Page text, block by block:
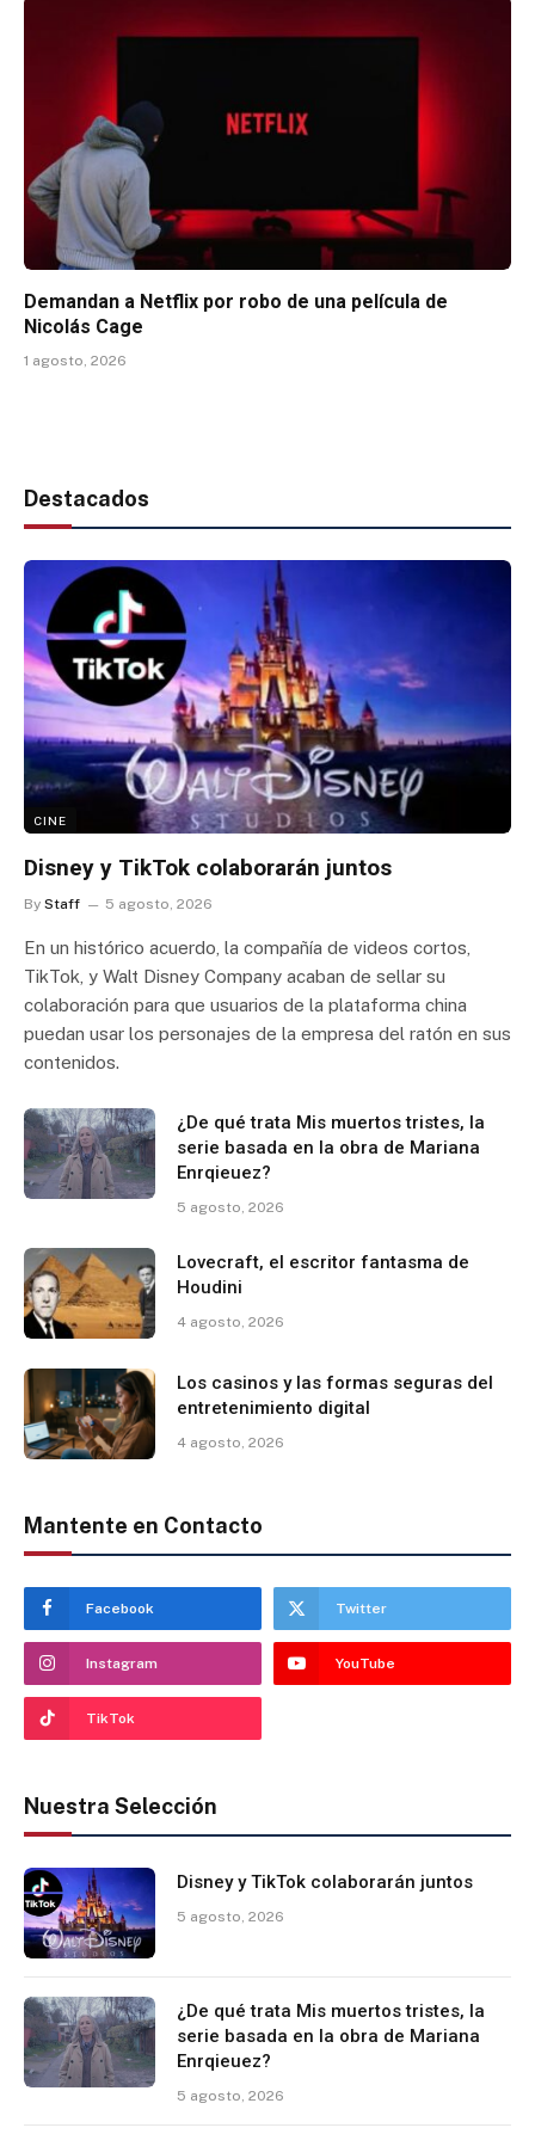
Demandan a Netflix por robo de una película de
Nicolás Cage
1 agosto, 2026
Destacados
CINE
Disney y TikTok colaborarán juntos
By Staff 5 agosto, 2026
En un histórico acuerdo, la compañía de videos cortos,
TikTok, y Walt Disney Company acaban de sellar su
colaboración para que usuarios de la plataforma china
puedan usar los personajes de la empresa del ratón en sus
contenidos.
¿De qué trata Mis muertos tristes, la
serie basada en la obra de Mariana
Enrqieuez?
5 agosto, 2026
Lovecraft, el escritor fantasma de
Houdini
4 agosto, 2026
Los casinos y las formas seguras del
entretenimiento digital
4 agosto, 2026
Mantente en Contacto
Facebook Twitter
Instagram YouTube
TikTok
Nuestra Selección
Disney y TikTok colaborarán juntos
5 agosto, 2026
¿De qué trata Mis muertos tristes, la
serie basada en la obra de Mariana
Enrqieuez?
5 agosto, 2026